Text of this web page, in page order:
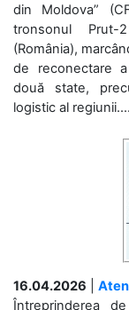
din Moldova”
tronsonul Prut-
(România),
de reconectare
două state,
logistic al regiunii....
16.04.2026
Întreprinderea